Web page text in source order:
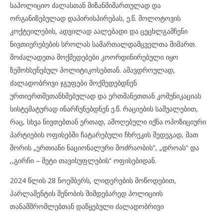
საპოლიციო ძალასთან მიზანმიმართულად და
ორგანიზებულად დაპირისპირებას, ე.წ. მოლოტოვის
კოქტეილების, ადვილად აალებადი და ცეცხლგამჩენი
ნივთიერებების სროლას სამართალდამცველთა მიმართ.
მოძალადეთა მოქმედებები კოორდინირებული იყო
ზემოხსენებულ პოლიტიკოსებთან. ამავდროულად,
ძალადობრივი ჯგუფები მოქმედებდნენ
ურთიერთშეთანხმებულად და ერთმანეთთან კომუნიკაციას
სისტემატურად ინარჩუნებდნენ ე.წ. რაციების საშუალებით,
რაც, სხვა ნივთებთან ერთად, ამოღებული იქნა ოპოზიციური
პარტიების ოფისებში ჩატარებული ჩხრეკის შედეგად, მათ
შორის „ერთიანი ნაციონალური მოძრაობის“, „დროას“ და
,,გირჩი – მეტი თავისუფლების“ ოფისებიდან.
2024 წლის 28 ნოემბერს, ლიდერების მოწოდებით,
პარლამენტის შენობის მიმდებარედ პოლიციის
თანამშრომლებთან დაწყებული ძალადობრივი